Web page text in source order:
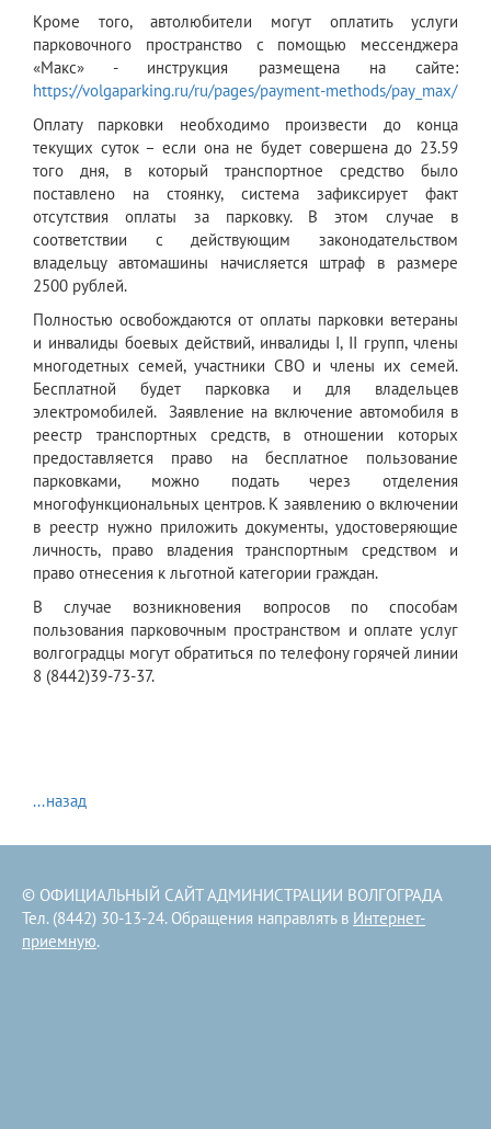
Кроме того, автолюбители могут оплатить услуги
парковочного пространство с помощью мессенджера
«Макс» - инструкция размещена на сайте:
https://volgaparking.ru/ru/pages/payment-methods/pay_max/
Оплату парковки необходимо произвести до конца
текущих суток – если она не будет совершена до 23.59
того дня, в который транспортное средство было
поставлено на стоянку, система зафиксирует факт
отсутствия оплаты за парковку. В этом случае в
соответствии с действующим законодательством
владельцу автомашины начисляется штраф в размере
2500 рублей.
Полностью освобождаются от оплаты парковки ветераны
и инвалиды боевых действий, инвалиды I, II групп, члены
многодетных семей, участники СВО и члены их семей.
Бесплатной будет парковка и для владельцев
электромобилей. Заявление на включение автомобиля в
реестр транспортных средств, в отношении которых
предоставляется право на бесплатное пользование
парковками, можно подать через отделения
многофункциональных центров. К заявлению о включении
в реестр нужно приложить документы, удостоверяющие
личность, право владения транспортным средством и
право отнесения к льготной категории граждан.
В случае возникновения вопросов по способам
пользования парковочным пространством и оплате услуг
волгоградцы могут обратиться по телефону горячей линии
8 (8442)39-73-37.
...назад
© ОФИЦИАЛЬНЫЙ САЙТ АДМИНИСТРАЦИИ ВОЛГОГРАДА
Тел. (8442) 30-13-24. Обращения направлять в Интернет-
приемную.